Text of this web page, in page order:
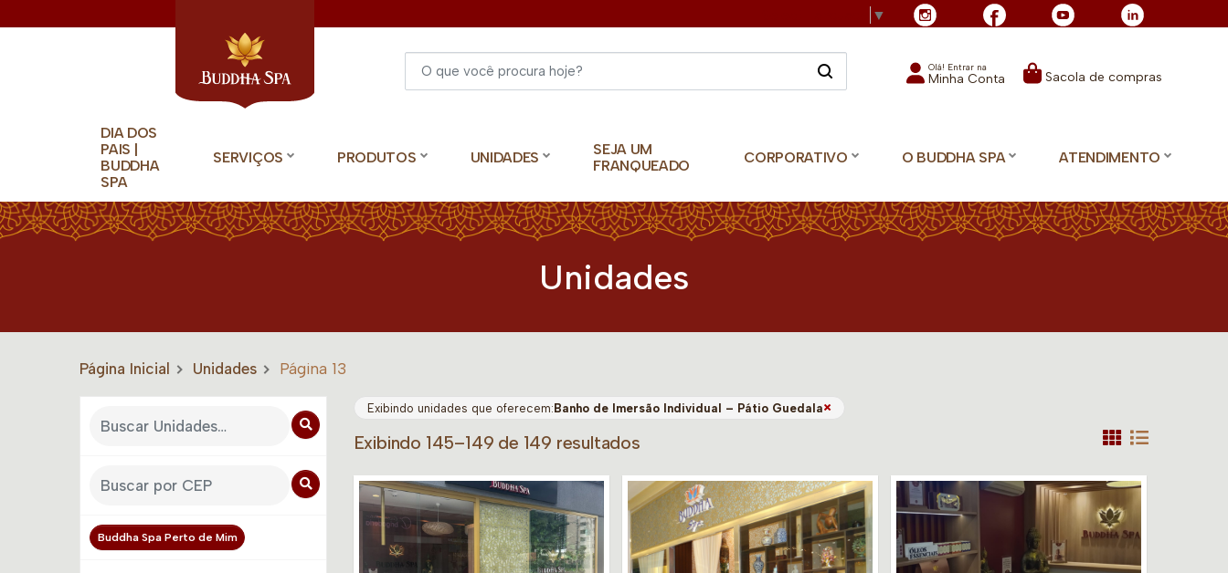
▼
Olá! Entrar na
Minha Conta Sacola de compras
DIA DOS
PAIS |
BUDDHA
SPA
SERVIÇOS PRODUTOS UNIDADES
SEJA UM
FRANQUEADO
CORPORATIVO O BUDDHA SPA ATENDIMENTO
Unidades
Página Inicial Unidades Página 13
Buddha Spa Perto de Mim
Exibindo unidades que oferecem:Banho de Imersão Individual – Pátio Guedala×
Exibindo 145–149 de 149 resultados